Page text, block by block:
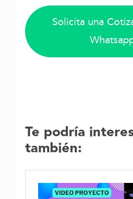
Solicita una
Te podría
también: